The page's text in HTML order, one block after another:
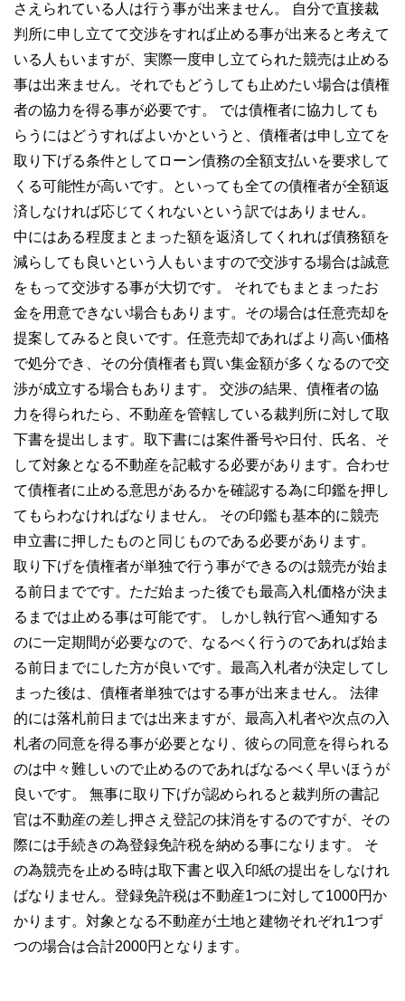
さえられている人は行う事が出来ません。 自分で直接裁
判所に申し立てて交渉をすれば止める事が出来ると考えて
いる人もいますが、実際一度申し立てられた競売は止める
事は出来ません。それでもどうしても止めたい場合は債権
者の協力を得る事が必要です。 では債権者に協力しても
らうにはどうすればよいかというと、債権者は申し立てを
取り下げる条件としてローン債務の全額支払いを要求して
くる可能性が高いです。といっても全ての債権者が全額返
済しなければ応じてくれないという訳ではありません。
中にはある程度まとまった額を返済してくれれば債務額を
減らしても良いという人もいますので交渉する場合は誠意
をもって交渉する事が大切です。 それでもまとまったお
金を用意できない場合もあります。その場合は任意売却を
提案してみると良いです。任意売却であればより高い価格
で処分でき、その分債権者も買い集金額が多くなるので交
渉が成立する場合もあります。 交渉の結果、債権者の協
力を得られたら、不動産を管轄している裁判所に対して取
下書を提出します。取下書には案件番号や日付、氏名、そ
して対象となる不動産を記載する必要があります。合わせ
て債権者に止める意思があるかを確認する為に印鑑を押し
てもらわなければなりません。 その印鑑も基本的に競売
申立書に押したものと同じものである必要があります。
取り下げを債権者が単独で行う事ができるのは競売が始ま
る前日までです。ただ始まった後でも最高入札価格が決ま
るまでは止める事は可能です。 しかし執行官へ通知する
のに一定期間が必要なので、なるべく行うのであれば始ま
る前日までにした方が良いです。最高入札者が決定してし
まった後は、債権者単独ではする事が出来ません。 法律
的には落札前日までは出来ますが、最高入札者や次点の入
札者の同意を得る事が必要となり、彼らの同意を得られる
のは中々難しいので止めるのであればなるべく早いほうが
良いです。 無事に取り下げが認められると裁判所の書記
官は不動産の差し押さえ登記の抹消をするのですが、その
際には手続きの為登録免許税を納める事になります。 そ
の為競売を止める時は取下書と収入印紙の提出をしなけれ
ばなりません。登録免許税は不動産1つに対して1000円か
かります。対象となる不動産が土地と建物それぞれ1つず
つの場合は合計2000円となります。